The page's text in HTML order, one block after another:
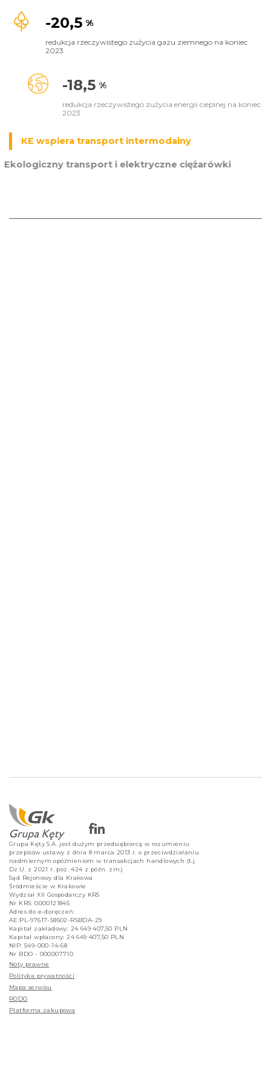
-20,5 %
redukcja rzeczywistego zużycia gazu ziemnego na koniec
2023
-18,5 %
redukcja rzeczywistego zużycia energii cieplnej na koniec
2023
KE wspiera transport intermodalny
Ekologiczny transport i elektryczne ciężarówki
Grupa Kęty S.A. jest dużym przedsiębiorcą w rozumieniu
przepisów ustawy z dnia 8 marca 2013 r. o przeciwdziałaniu
nadmiernym opóźnieniom w transakcjach handlowych (t.j.
Dz.U. z 2021 r. poz. 424 z późn. zm.)
Sąd Rejonowy dla Krakowa
Śródmieście w Krakowie
Wydział XII Gospodarczy KRS
Nr KRS: 0000121845
Adres do e-doręczeń:
AE:PL-97617-58602-RSBDA-29
Kapitał zakładowy: 24 649 407,50 PLN
Kapitał wpłacony: 24 649 407,50 PLN
NIP: 549-000-14-68
Nr BDO - 000007710
Noty prawne
Polityka prywatności
Mapa serwisu
RODO
Platforma zakupowa